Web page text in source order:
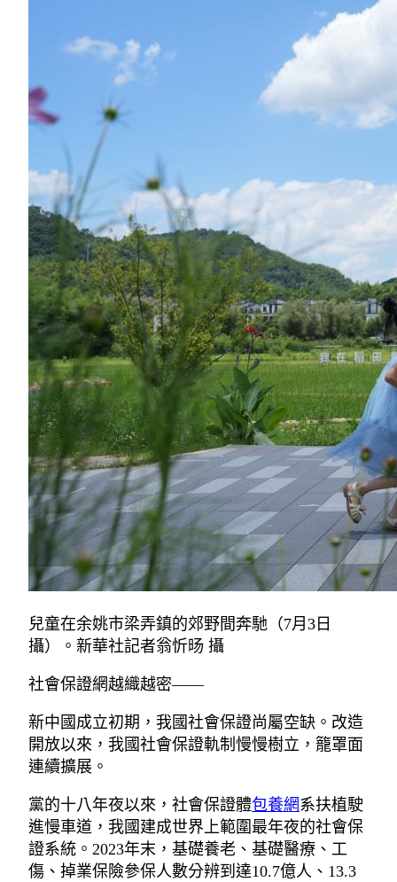
兒童在余姚市梁弄鎮的郊野間奔馳（7月3日
攝）。新華社記者翁忻旸 攝
社會保證網越織越密——
新中國成立初期，我國社會保證尚屬空缺。改造
開放以來，我國社會保證軌制慢慢樹立，籠罩面
連續擴展。
黨的十八年夜以來，社會保證體包養網系扶植駛
進慢車道，我國建成世界上範圍最年夜的社會保
證系統。2023年末，基礎養老、基礎醫療、工
傷、掉業保險參保人數分辨到達10.7億人、13.3